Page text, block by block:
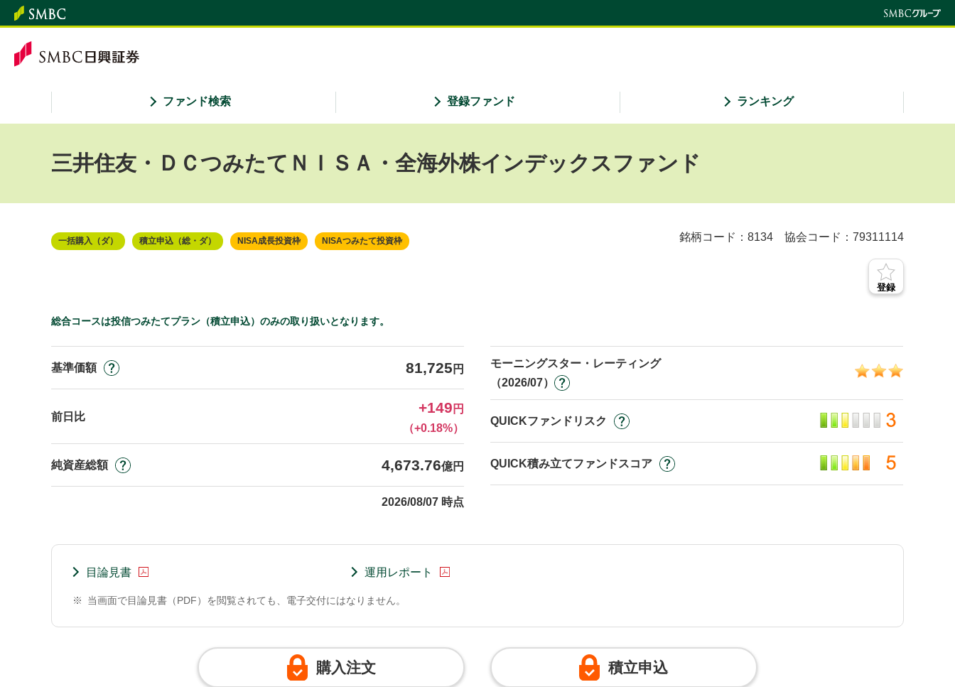
ファンド検索 登録ファンド ランキング
三井住友・ＤＣつみたてＮＩＳＡ・全海外株インデックスファンド
銘柄コード：8134 協会コード：79311114
一括購入（ダ） 積立申込（総・ダ） NISA成長投資枠 NISAつみたて投資枠
登録
総合コースは投信つみたてプラン（積立申込）のみの取り扱いとなります。
基準価額 81,725 円
前日比
+149 円
（+0.18%）
純資産総額 4,673.76億円
2026/08/07 時点
モーニングスター・レーティング
（2026/07）
QUICKファンドリスク
QUICK積み立てファンドスコア
目論見書 運用レポート
※ 当画面で目論見書（PDF）を閲覧されても、電子交付にはなりません。
購入注文 積立申込